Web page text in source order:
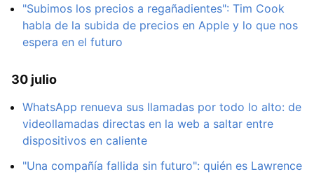
"Subimos los precios a regañadientes": Tim Cook
habla de la subida de precios en Apple y lo que nos
espera en el futuro
30 julio
WhatsApp renueva sus llamadas por todo lo alto: de
videollamadas directas en la web a saltar entre
dispositivos en caliente
"Una compañía fallida sin futuro": quién es Lawrence